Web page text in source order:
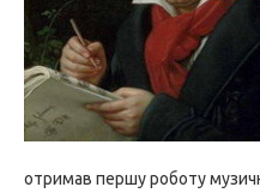
отримав першу роботу